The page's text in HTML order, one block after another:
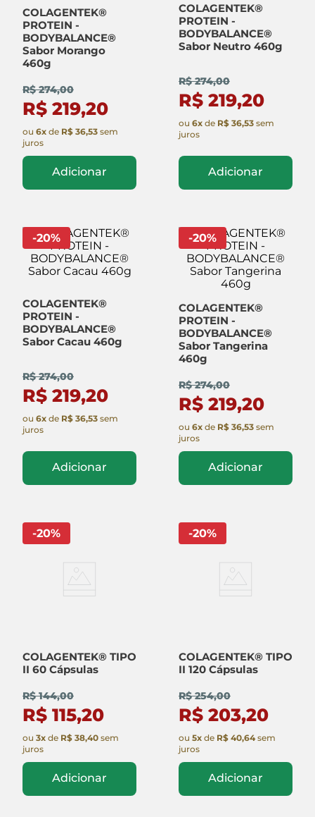
COLAGENTEK®
PROTEIN -
BODYBALANCE®
Sabor Morango
460g
R$ 274,00
R$ 219,20
ou 6x de R$ 36,53 sem
juros
Adicionar
COLAGENTEK®
PROTEIN -
BODYBALANCE®
Sabor Neutro 460g
R$ 274,00
R$ 219,20
ou 6x de R$ 36,53 sem
juros
Adicionar
COLAGENTEK®
PROTEIN -
BODYBALANCE®
Sabor Cacau 460g
-20%
R$ 274,00
R$ 219,20
ou 6x de R$ 36,53 sem
juros
Adicionar
COLAGENTEK®
PROTEIN -
BODYBALANCE®
Sabor Tangerina
460g
-20%
R$ 274,00
R$ 219,20
ou 6x de R$ 36,53 sem
juros
Adicionar
COLAGENTEK® TIPO
II 60 Cápsulas
-20%
R$ 144,00
R$ 115,20
ou 3x de R$ 38,40 sem
juros
Adicionar
COLAGENTEK® TIPO
II 120 Cápsulas
-20%
R$ 254,00
R$ 203,20
ou 5x de R$ 40,64sem
juros
Adicionar